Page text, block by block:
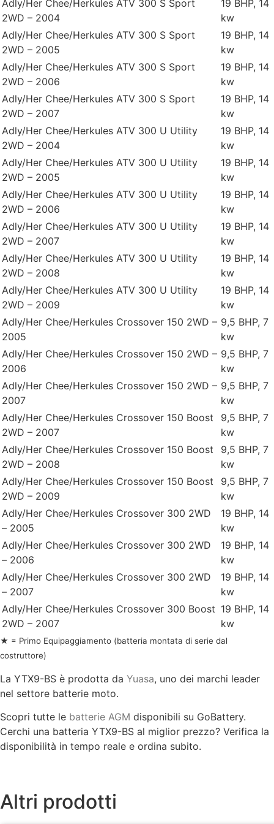
Adly/Her Chee/Herkules ATV 300 S Sport
2WD – 2004
19 BHP, 14
kw
Adly/Her Chee/Herkules ATV 300 S Sport
2WD – 2005
19 BHP, 14
kw
Adly/Her Chee/Herkules ATV 300 S Sport
2WD – 2006
19 BHP, 14
kw
Adly/Her Chee/Herkules ATV 300 S Sport
2WD – 2007
19 BHP, 14
kw
Adly/Her Chee/Herkules ATV 300 U Utility
2WD – 2004
19 BHP, 14
kw
Adly/Her Chee/Herkules ATV 300 U Utility
2WD – 2005
19 BHP, 14
kw
Adly/Her Chee/Herkules ATV 300 U Utility
2WD – 2006
19 BHP, 14
kw
Adly/Her Chee/Herkules ATV 300 U Utility
2WD – 2007
19 BHP, 14
kw
Adly/Her Chee/Herkules ATV 300 U Utility
2WD – 2008
19 BHP, 14
kw
Adly/Her Chee/Herkules ATV 300 U Utility
2WD – 2009
19 BHP, 14
kw
Adly/Her Chee/Herkules Crossover 150 2WD –
2005
9,5 BHP, 7
kw
Adly/Her Chee/Herkules Crossover 150 2WD –
2006
9,5 BHP, 7
kw
Adly/Her Chee/Herkules Crossover 150 2WD –
2007
9,5 BHP, 7
kw
Adly/Her Chee/Herkules Crossover 150 Boost
2WD – 2007
9,5 BHP, 7
kw
Adly/Her Chee/Herkules Crossover 150 Boost
2WD – 2008
9,5 BHP, 7
kw
Adly/Her Chee/Herkules Crossover 150 Boost
2WD – 2009
9,5 BHP, 7
kw
Adly/Her Chee/Herkules Crossover 300 2WD
– 2005
19 BHP, 14
kw
Adly/Her Chee/Herkules Crossover 300 2WD
– 2006
19 BHP, 14
kw
Adly/Her Chee/Herkules Crossover 300 2WD
– 2007
19 BHP, 14
kw
Adly/Her Chee/Herkules Crossover 300 Boost
2WD – 2007
19 BHP, 14
kw
★ = Primo Equipaggiamento (batteria montata di serie dal
costruttore)
La YTX9-BS è prodotta da Yuasa, uno dei marchi leader
nel settore batterie moto.
Scopri tutte le batterie AGM disponibili su GoBattery.
Cerchi una batteria YTX9-BS al miglior prezzo? Verifica la
disponibilità in tempo reale e ordina subito.
Altri prodotti